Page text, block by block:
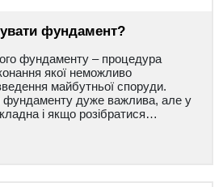
фундамент?
фундаменту – процедура
якої неможливо
майбутньої споруди.
фундаменту дуже важлива, але у
і якщо розібратися…